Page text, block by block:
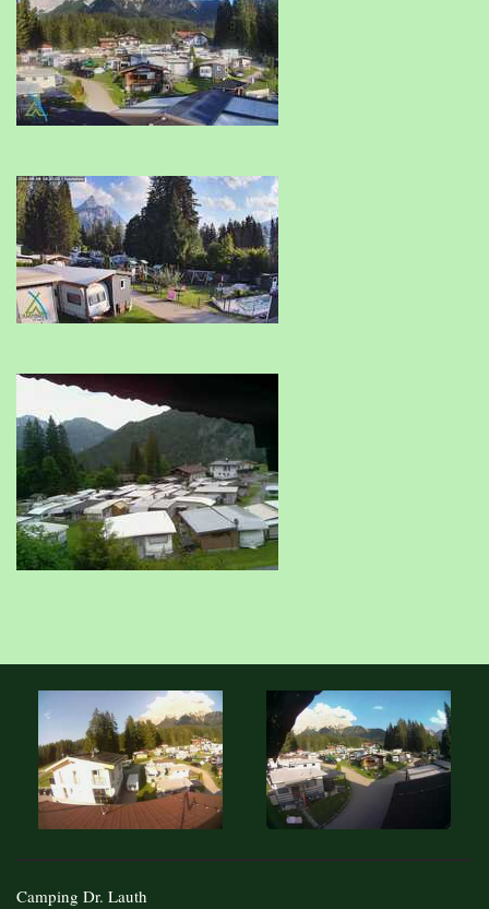
Camping Dr. Lauth